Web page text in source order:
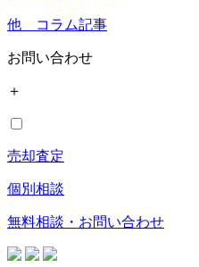
他 コラム記事
お問い合わせ
＋
売却査定
個別相談
無料相談・お問い合わせ